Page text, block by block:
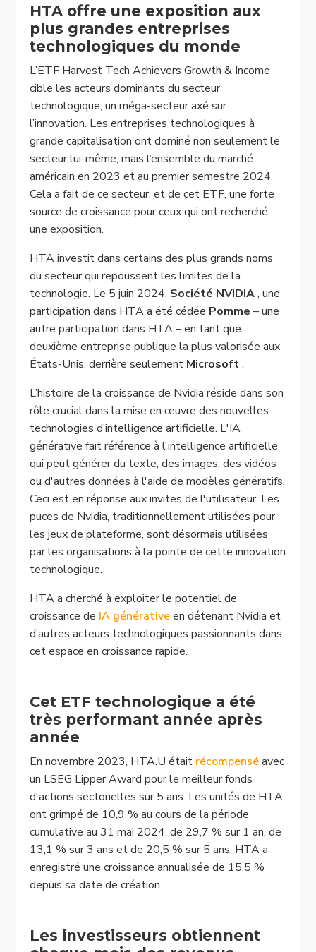
HTA offre une exposition aux
plus grandes entreprises
technologiques du monde
L’ETF Harvest Tech Achievers Growth & Income
cible les acteurs dominants du secteur
technologique, un méga-secteur axé sur
l’innovation. Les entreprises technologiques à
grande capitalisation ont dominé non seulement le
secteur lui-même, mais l’ensemble du marché
américain en 2023 et au premier semestre 2024.
Cela a fait de ce secteur, et de cet ETF, une forte
source de croissance pour ceux qui ont recherché
une exposition.
HTA investit dans certains des plus grands noms
du secteur qui repoussent les limites de la
technologie. Le 5 juin 2024, Société NVIDIA, une
participation dans HTA a été cédée Pomme – une
autre participation dans HTA – en tant que
deuxième entreprise publique la plus valorisée aux
États-Unis, derrière seulement Microsoft.
L’histoire de la croissance de Nvidia réside dans son
rôle crucial dans la mise en œuvre des nouvelles
technologies d’intelligence artificielle. L'IA
générative fait référence à l'intelligence artificielle
qui peut générer du texte, des images, des vidéos
ou d'autres données à l'aide de modèles génératifs.
Ceci est en réponse aux invites de l'utilisateur. Les
puces de Nvidia, traditionnellement utilisées pour
les jeux de plateforme, sont désormais utilisées
par les organisations à la pointe de cette innovation
technologique.
HTA a cherché à exploiter le potentiel de
croissance de IA générativeen détenant Nvidia et
d’autres acteurs technologiques passionnants dans
cet espace en croissance rapide.
Cet ETF technologique a été
très performant année après
année
En novembre 2023, HTA.U était récompenséavec
un LSEG Lipper Award pour le meilleur fonds
d'actions sectorielles sur 5 ans. Les unités de HTA
ont grimpé de 10,9 % au cours de la période
cumulative au 31 mai 2024, de 29,7 % sur 1 an, de
13,1 % sur 3 ans et de 20,5 % sur 5 ans. HTA a
enregistré une croissance annualisée de 15,5 %
depuis sa date de création.
Les investisseurs obtiennent